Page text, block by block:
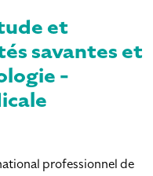
et
savantes et
-
professionnel de